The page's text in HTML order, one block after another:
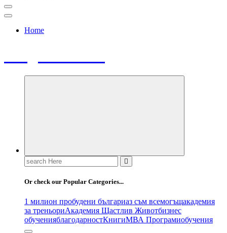
Home
Search
for:
Or check our Popular Categories...
1 милион пробудени българиаз съм всемогъщакадемия
за треньориАкадемия Щастлив Животбизнес
обученияблагодарностКнигиМВА Програмиобучения